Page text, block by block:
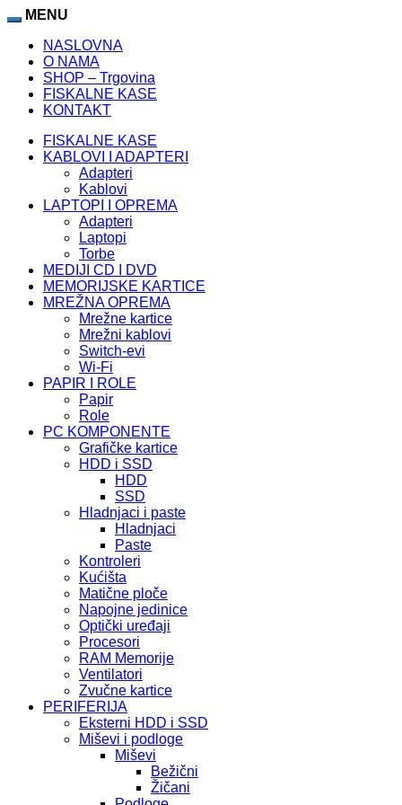
MENU
NASLOVNA
O NAMA
SHOP – Trgovina
FISKALNE KASE
KONTAKT
FISKALNE KASE
KABLOVI I ADAPTERI
Adapteri
Kablovi
LAPTOPI I OPREMA
Adapteri
Laptopi
Torbe
MEDIJI CD I DVD
MEMORIJSKE KARTICE
MREŽNA OPREMA
Mrežne kartice
Mrežni kablovi
Switch-evi
Wi-Fi
PAPIR I ROLE
Papir
Role
PC KOMPONENTE
Grafičke kartice
HDD i SSD
HDD
SSD
Hladnjaci i paste
Hladnjaci
Paste
Kontroleri
Kućišta
Matične ploče
Napojne jedinice
Optički uređaji
Procesori
RAM Memorije
Ventilatori
Zvučne kartice
PERIFERIJA
Eksterni HDD i SSD
Miševi i podloge
Miševi
Bežični
Žičani